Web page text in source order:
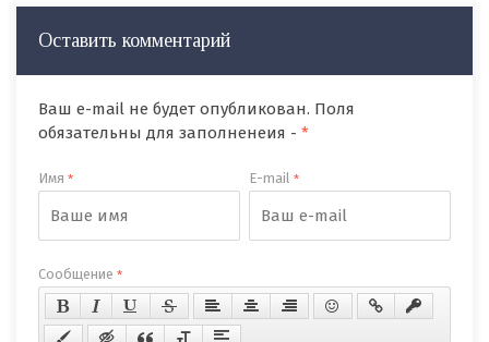
Оставить комментарий
Ваш e-mail не будет опубликован. Поля
обязательны для заполненеия - *
Имя * E-mail*
Сообщение *